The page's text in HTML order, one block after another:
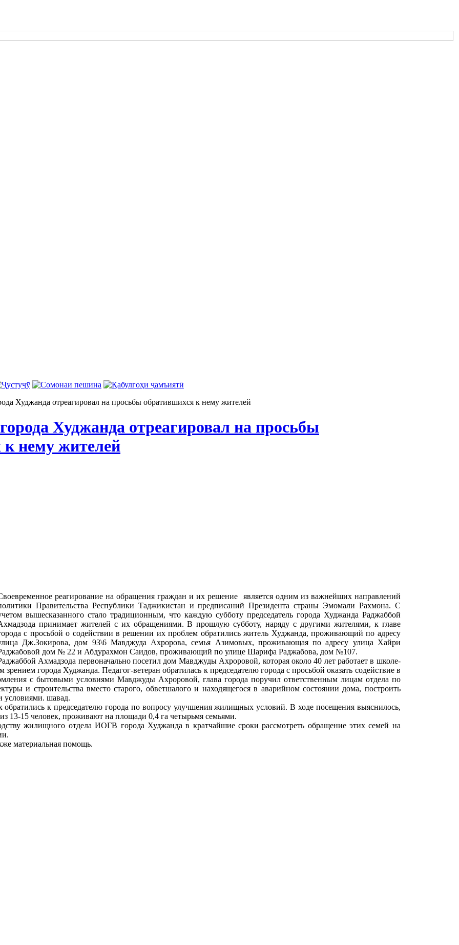
Худжанда отреагировал на просьбы обратившихся к нему жителей
Худжанда отреагировал на просьбы
нему жителей
реагирование на обращения граждан и их решение является одним из важнейших направлений
Правительства Республики Таджикистан и предписаний Президента страны Эмомали Рахмона. С
вышесказанного стало традиционным, что каждую субботу председатель города Худжанда Раджаббой
принимает жителей с их обращениями. В прошлую субботу, наряду с другими жителями, к главе
с просьбой о содействии в решении их проблем обратились житель Худжанда, проживающий по адресу
Дж.Зокирова, дом 93\6 Мавджуда Ахророва, семья Азимовых, проживающая по адресу улица Хайри
дом № 22 и Абдурахмон Саидов, проживающий по улице Шарифа Раджабова, дом №107.
Ахмадзода первоначально посетил дом Мавджуды Ахроровой, которая около 40 лет работает в школе-
зрением города Худжанда. Педагог-ветеран обратилась к председателю города с просьбой оказать содействие в
с бытовыми условиями Мавджуды Ахроровой, глава города поручил ответственным лицам отдела по
и строительства вместо старого, обветшалого и находящегося в аварийном состоянии дома, построить
шавад.
к председателю города по вопросу улучшения жилищных условий. В ходе посещения выяснилось,
13-15 человек, проживают на площади 0,4 га четырьмя семьями.
жилищного отдела ИОГВ города Худжанда в кратчайшие сроки рассмотреть обращение этих семей на
материальная помощь.